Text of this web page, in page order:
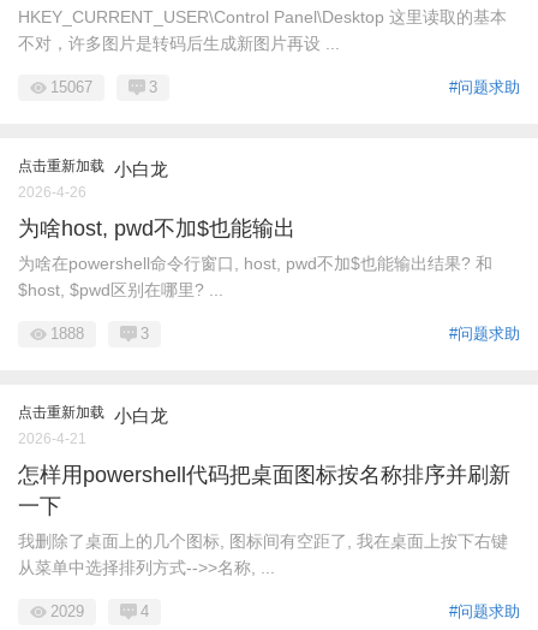
HKEY_CURRENT_USER\Control Panel\Desktop 这里读取的基本
不对，许多图片是转码后生成新图片再设 ...
#问题求助
15067 3
点击重新加载 小白龙
2026-4-26
为啥host, pwd不加$也能输出
为啥在powershell命令行窗口, host, pwd不加$也能输出结果? 和
$host, $pwd区别在哪里? ...
#问题求助
1888 3
点击重新加载 小白龙
2026-4-21
怎样用powershell代码把桌面图标按名称排序并刷新
一下
我删除了桌面上的几个图标, 图标间有空距了, 我在桌面上按下右键
从菜单中选择排列方式-->>名称, ...
#问题求助
2029 4